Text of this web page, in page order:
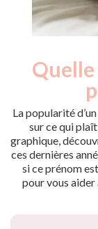
La popularité
sur ce qui
graphique,
ces dernières
si ce prénom
pour vous aider
Année
nés
2010
245
2011
150
2012
80
2013
55
2014
85
2015
80